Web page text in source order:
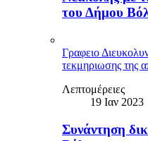
του Δήμου
Γραφειο
τεκμηριωσης της
Λεπτομέρειες
19 Ιαν 2023
Συνάντηση